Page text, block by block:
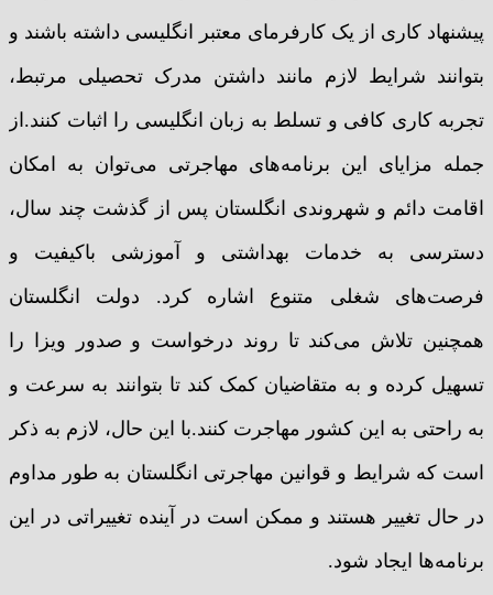
پیشنهاد کاری از یک کارفرمای معتبر انگلیسی داشته باشند و
بتوانند شرایط لازم مانند داشتن مدرک تحصیلی مرتبط،
تجربه کاری کافی و تسلط به زبان انگلیسی را اثبات کنند.از
جمله مزایای این برنامه‌های مهاجرتی می‌توان به امکان
اقامت دائم و شهروندی انگلستان پس از گذشت چند سال،
دسترسی به خدمات بهداشتی و آموزشی باکیفیت و
فرصت‌های شغلی متنوع اشاره کرد. دولت انگلستان
همچنین تلاش می‌کند تا روند درخواست و صدور ویزا را
تسهیل کرده و به متقاضیان کمک کند تا بتوانند به سرعت و
به راحتی به این کشور مهاجرت کنند.با این حال، لازم به ذکر
است که شرایط و قوانین مهاجرتی انگلستان به طور مداوم
در حال تغییر هستند و ممکن است در آینده تغییراتی در این
برنامه‌ها ایجاد شود.